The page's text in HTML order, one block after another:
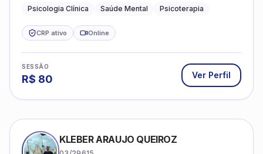
depressão e autoestima.
Psicologia Clínica Saúde Mental Psicoterapia
CRP ativo Online
SESSÃO
R$ 80 Ver Perfil
KLEBER ARAUJO QUEIROZ